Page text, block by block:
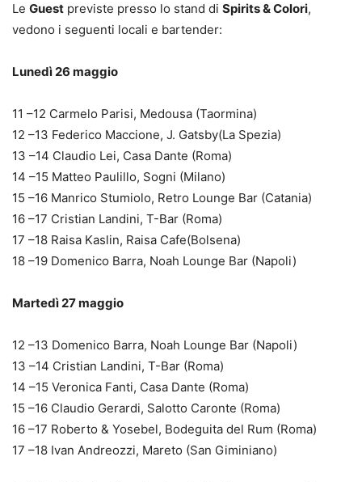
Le Guest previste presso lo stand di Spirits & Colori,
vedono i seguenti locali e bartender:
Lunedì 26 maggio
11 –12 Carmelo Parisi, Medousa (Taormina)
12 –13 Federico Maccione, J. Gatsby(La Spezia)
13 –14 Claudio Lei, Casa Dante (Roma)
14 –15 Matteo Paulillo, Sogni (Milano)
15 –16 Manrico Stumiolo, Retro Lounge Bar (Catania)
16 –17 Cristian Landini, T-Bar (Roma)
17 –18 Raisa Kaslin, Raisa Cafe(Bolsena)
18 –19 Domenico Barra, Noah Lounge Bar (Napoli)
Martedì 27 maggio
12 –13 Domenico Barra, Noah Lounge Bar (Napoli)
13 –14 Cristian Landini, T-Bar (Roma)
14 –15 Veronica Fanti, Casa Dante (Roma)
15 –16 Claudio Gerardi, Salotto Caronte (Roma)
16 –17 Roberto & Yosebel, Bodeguita del Rum (Roma)
17 –18 Ivan Andreozzi, Mareto (San Giminiano)